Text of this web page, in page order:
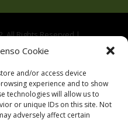
Cookie
and/or access device
experience and to show
technologies will allow us to
or unique IDs on this site. Not
adversely affect certain
All Rights Reserved |
Irpino AV | P.IVA
|Privacy| Cookie |
del Sito